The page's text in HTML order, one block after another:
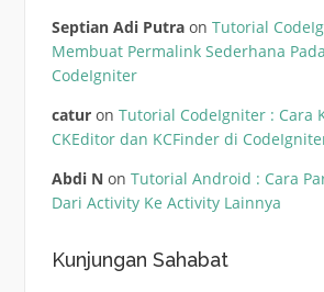
Septian Adi Putraon Tutorial
Membuat Permalink Sederhana
CodeIgniter
caturon Tutorial CodeIgniter : Cara
CKEditor dan KCFinder di
Abdi N on Tutorial Android : Cara
Dari Activity Ke Activity Lainnya
Kunjungan Sahabat